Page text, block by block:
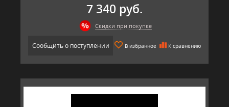
7 340 руб.
Скидки при покупке
Сообщить о поступлении В избранное К сравнению